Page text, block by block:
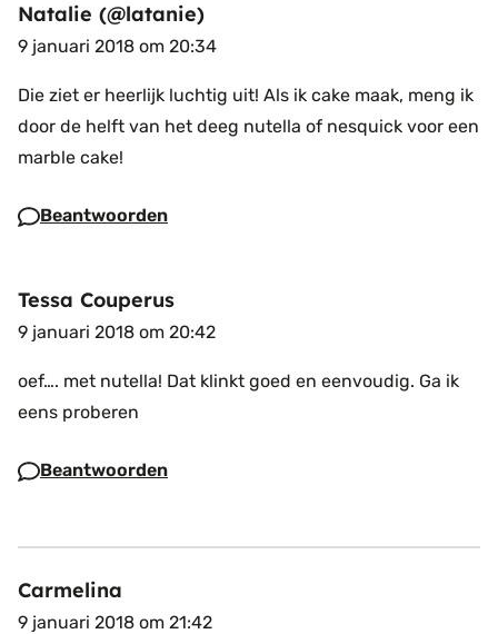
Natalie (@latanie)
9 januari 2018 om 20:34
Die ziet er heerlijk luchtig uit! Als ik cake maak, meng ik
door de helft van het deeg nutella of nesquick voor een
marble cake!
Beantwoorden
Tessa Couperus
9 januari 2018 om 20:42
oef…. met nutella! Dat klinkt goed en eenvoudig. Ga ik
eens proberen
Beantwoorden
Carmelina
9 januari 2018 om 21:42